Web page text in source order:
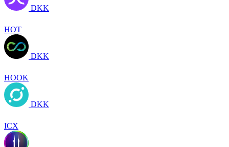
DKK
HOT
DKK
HOOK
DKK
ICX